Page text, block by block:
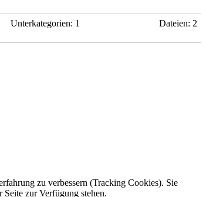
Unterkategorien: 1 Dateien: 2
zu verbessern (Tracking Cookies). Sie
zur Verfügung stehen.